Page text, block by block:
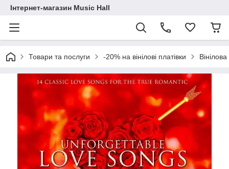
Інтернет-магазин Music Hall
Товари та послуги -20% на вінілові платівки